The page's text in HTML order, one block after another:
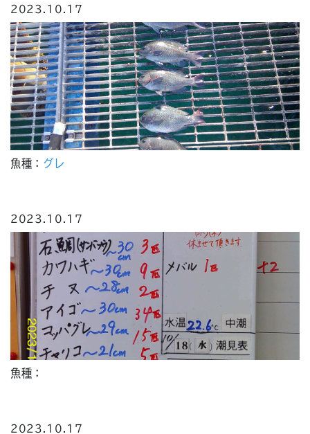
2023.10.17
魚種： グレ
2023.10.17
魚種：
2023.10.17